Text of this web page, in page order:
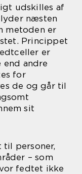
udskilles af
næsten
metoden er
Princippet
er
end andre
for
de og går til
sit
til personer,
– som
fedtet ikke